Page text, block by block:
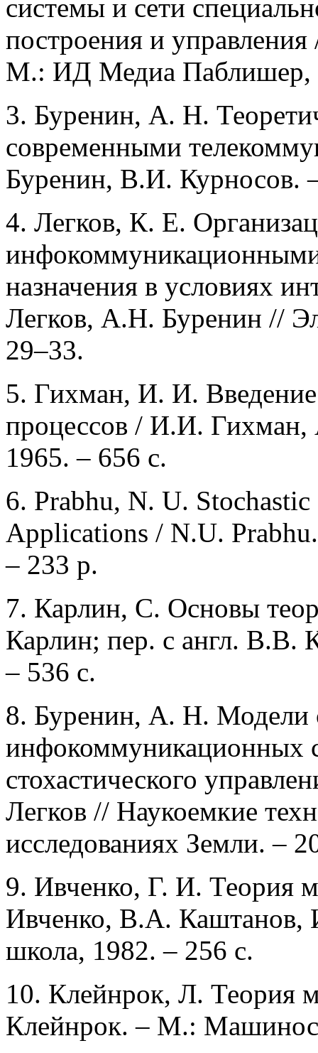
системы и сети
построения и
М.: ИД Медиа Паблишер,
3. Буренин, А. Н.
современными
Буренин, В.И. Курносов.
4. Легков, К. Е.
назначения в условиях
Легков, А.Н. Буренин //
29–33.
5. Гихман, И. И.
процессов / И.И.
1965. – 656 с.
6. Prabhu, N. U.
Applications / N.U.
– 233 p.
7. Карлин, С. Основы
Карлин; пер. с англ.
– 536 с.
8. Буренин, А. Н. Модели
инфокоммуникационных
стохастического
Легков // Наукоемкие
исследованиях Земли. –
9. Ивченко, Г. И. Теория
Ивченко, В.А.
школа, 1982. – 256 с.
10. Клейнрок, Л. Теория
Клейнрок. – М.: